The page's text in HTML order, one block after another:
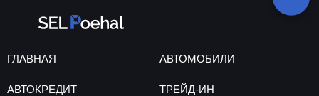
ГЛАВНАЯ АВТОМОБИЛИ
АВТОКРЕДИТ ТРЕЙД-ИН